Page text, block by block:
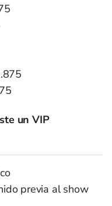
un VIP
previa al show